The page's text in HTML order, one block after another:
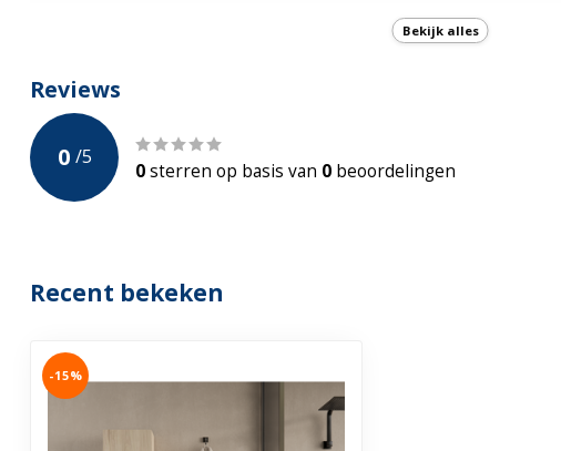
2
Aantal Vakken
Garantie 2-jaar Fabrieksgarantie
Bekijk alles
Reviews
0 /5
0sterren op basis van 0 beoordelingen
Recent bekeken
-15%